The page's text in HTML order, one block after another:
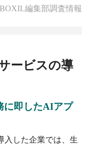
編集部調査情報
ービスの導
に即したAIアプ
入した企業では、生